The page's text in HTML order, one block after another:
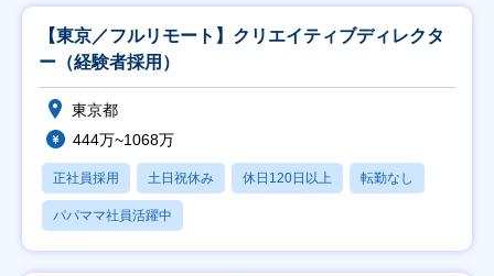
【東京／フルリモート】クリエイティブディレクタ
ー（経験者採用）
東京都
444万~1068万
正社員採用 土日祝休み 休日120日以上 転勤なし
パパママ社員活躍中